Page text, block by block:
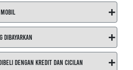
+
Dibayarkan +
dengan Kredit dan Cicilan +